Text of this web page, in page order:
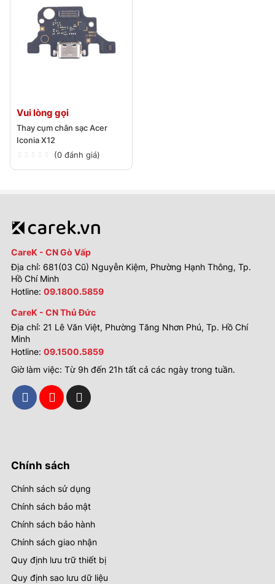
Vui lòng gọi
Thay cụm chân sạc Acer
Iconia X12
(0 đánh giá)
CareK - CN Gò Vấp
Địa chỉ: 681(03 Cũ) Nguyễn Kiệm, Phường Hạnh Thông, Tp.
Hồ Chí Minh
Hotline: 09.1800.5859
CareK - CN Thủ Đức
Địa chỉ: 21 Lê Văn Việt, Phường Tăng Nhơn Phú, Tp. Hồ Chí
Minh
Hotline: 09.1500.5859
Giờ làm việc: Từ 9h đến 21h tất cả các ngày trong tuần.
Chính sách
Chính sách sử dụng
Chính sách bảo mật
Chính sách bảo hành
Chính sách giao nhận
Quy định lưu trữ thiết bị
Quy định sao lưu dữ liệu